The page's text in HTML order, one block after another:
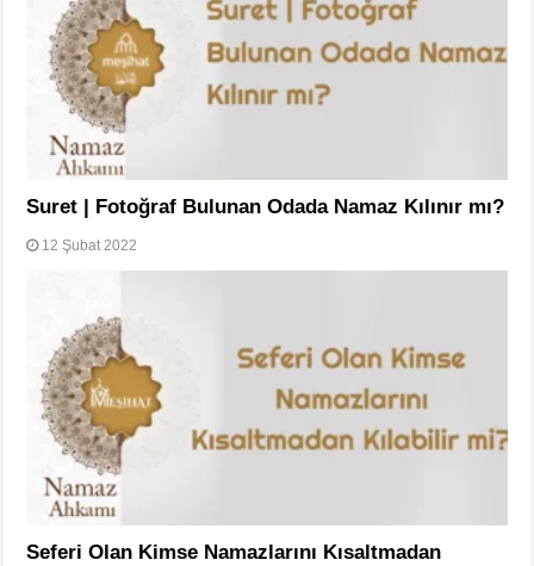
Suret | Fotoğraf Bulunan Odada Namaz Kılınır mı?
12 Şubat 2022
Seferi Olan Kimse Namazlarını Kısaltmadan